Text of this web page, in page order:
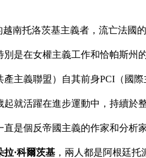
南托洛茨基主義者，流亡法國
是在女權主義工作和恰帕斯州
產主義聯盟）自其前身PCI（國際
起就活躍在進步運動中，持續於
是個反帝國主義的作家和分析家
拉·科爾茨基，兩人都是阿根廷托